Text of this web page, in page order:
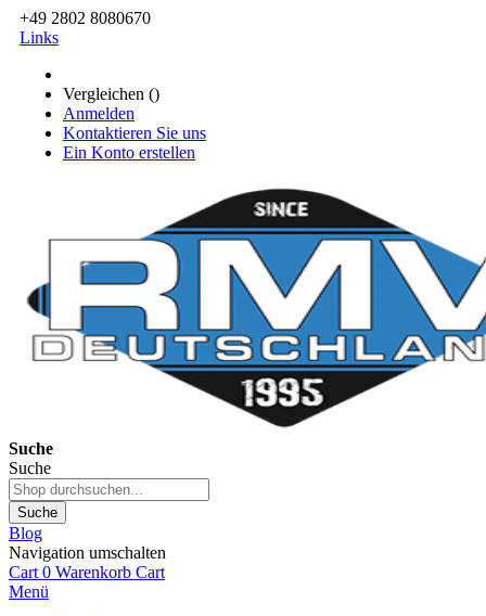
+49 2802 8080670
Links
Vergleichen ()
Anmelden
Kontaktieren Sie uns
Ein Konto erstellen
Suche
Suche
Suche
Blog
Navigation umschalten
Cart 0 Warenkorb Cart
Menü